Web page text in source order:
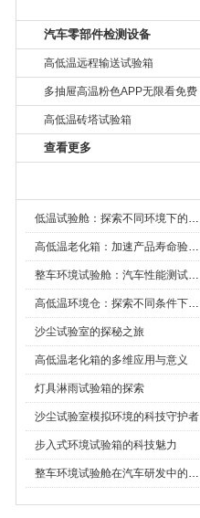
汽车零部件检测设备
高低温远程输送试验箱
多抽屉高温粉色APP无限看免费
高低温砖塔试验箱
查看更多
低温试验舱：探索不同环境下的科技边界
高低温老化箱：加速产品寿命验证的可靠伙伴
整车环境试验舱：汽车性能测试的设备
高低温环境仓：探索不同条件下的科学奥秘
沙尘试验室的探秘之旅
高低温老化箱的多维应用与意义
灯具淋雨试验箱的探索
沙尘试验室模拟环境的科技守护者
步入式环境试验箱的科技魅力
整车环境试验舱在汽车研发中的作用